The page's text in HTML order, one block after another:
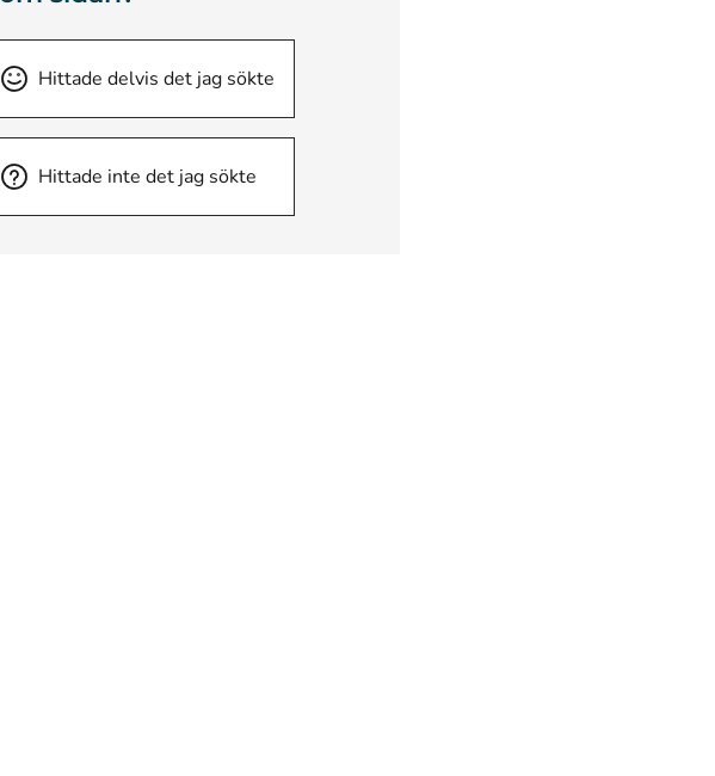
Hittade delvis det jag sökte
Hittade inte det jag sökte